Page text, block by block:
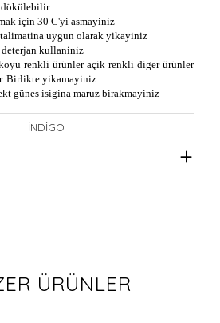
dökülebilir
için 30 C'yi asmayiniz
uygun olarak yikayiniz
kullaniniz
renkli ürünler açik renkli diger ürünler
Birlikte yikamayiniz
günes isigina maruz birakmayiniz
İNDİGO
ÜRÜNLER